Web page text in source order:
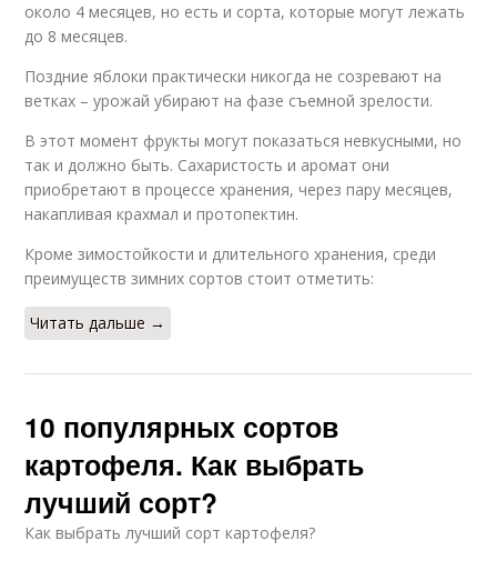
около 4 месяцев, но есть и сорта, которые могут лежать
до 8 месяцев.
Поздние яблоки практически никогда не созревают на
ветках – урожай убирают на фазе съемной зрелости.
В этот момент фрукты могут показаться невкусными, но
так и должно быть. Сахаристость и аромат они
приобретают в процессе хранения, через пару месяцев,
накапливая крахмал и протопектин.
Кроме зимостойкости и длительного хранения, среди
преимуществ зимних сортов стоит отметить:
Читать дальше →
10 популярных сортов
картофеля. Как выбрать
лучший сорт?
Как выбрать лучший сорт картофеля?